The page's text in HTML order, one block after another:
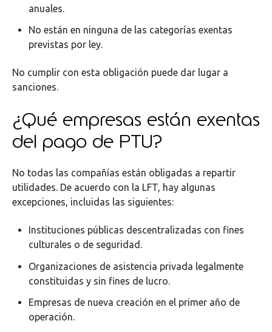
anuales.
No están en ninguna de las categorías exentas
previstas por ley.
No cumplir con esta obligación puede dar lugar a
sanciones.
¿Qué empresas están exentas
del pago de PTU?
No todas las compañías están obligadas a repartir
utilidades. De acuerdo con la LFT, hay algunas
excepciones, incluidas las siguientes:
Instituciones públicas descentralizadas con fines
culturales o de seguridad.
Organizaciones de asistencia privada legalmente
constituidas y sin fines de lucro.
Empresas de nueva creación en el primer año de
operación.